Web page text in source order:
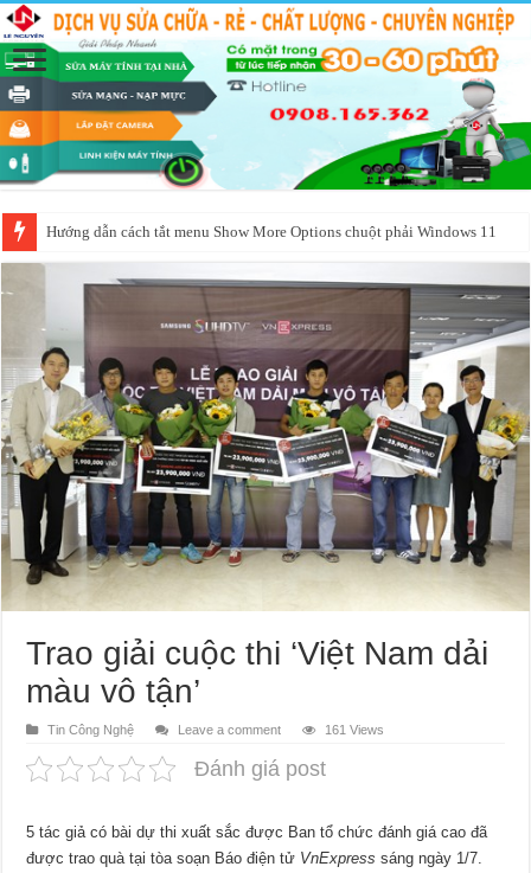
Hướng dẫn cách tắt menu Show More Options chuột phải Windows 11
Trao giải cuộc thi ‘Việt Nam dải
màu vô tận’
Tin Công Nghệ Leave a comment 161 Views
Đánh giá post
5 tác giả có bài dự thi xuất sắc được Ban tổ chức đánh giá cao đã
được trao quà tại tòa soạn Báo điện tử VnExpresssáng ngày 1/7.